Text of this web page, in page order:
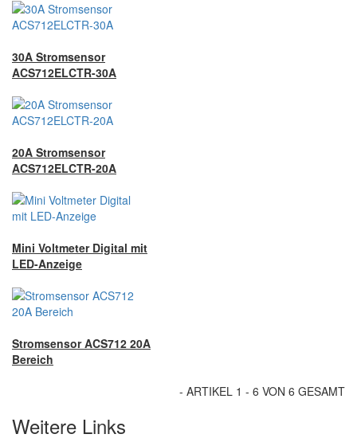
30A Stromsensor
ACS712ELCTR-30A
20A Stromsensor
ACS712ELCTR-20A
Mini Voltmeter Digital mit
LED-Anzeige
Stromsensor ACS712 20A
Bereich
- ARTIKEL 1 - 6 VON 6 GESAMT
Weitere Links